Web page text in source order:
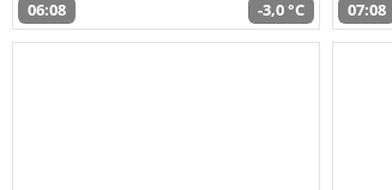
06:08 -3,0 °C 07:08